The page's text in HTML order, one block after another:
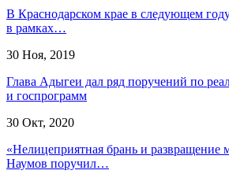
В Краснодарском крае в следующем
в рамках…
30 Ноя, 2019
Глава Адыгеи дал ряд поручений по
и госпрограмм
30 Окт, 2020
«Нелицеприятная брань и развращение
Наумов поручил…